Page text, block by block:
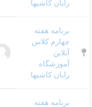
منصور کاشیها
13 آبان 1402